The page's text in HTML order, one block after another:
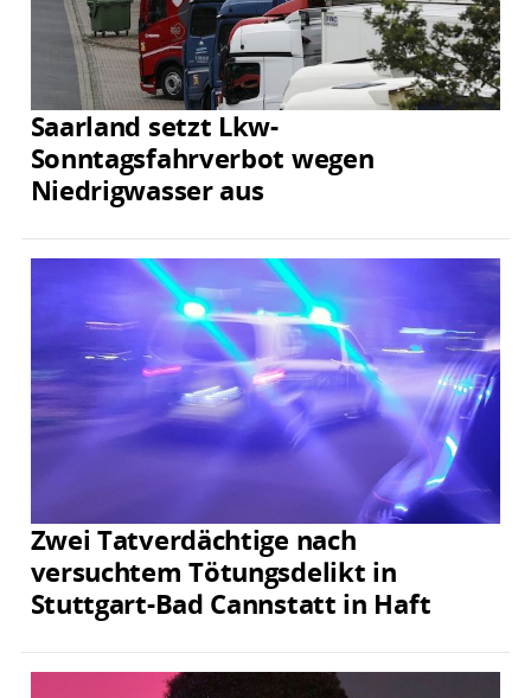
Saarland setzt Lkw-
Sonntagsfahrverbot wegen
Niedrigwasser aus
Zwei Tatverdächtige nach
versuchtem Tötungsdelikt in
Stuttgart-Bad Cannstatt in Haft